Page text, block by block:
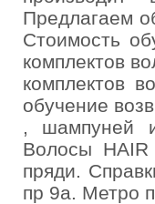
Предлагаем
Стоимость
комплектов
комплектов
обучение
, шампуней
Волосы
пряди.
пр 9а. Метро